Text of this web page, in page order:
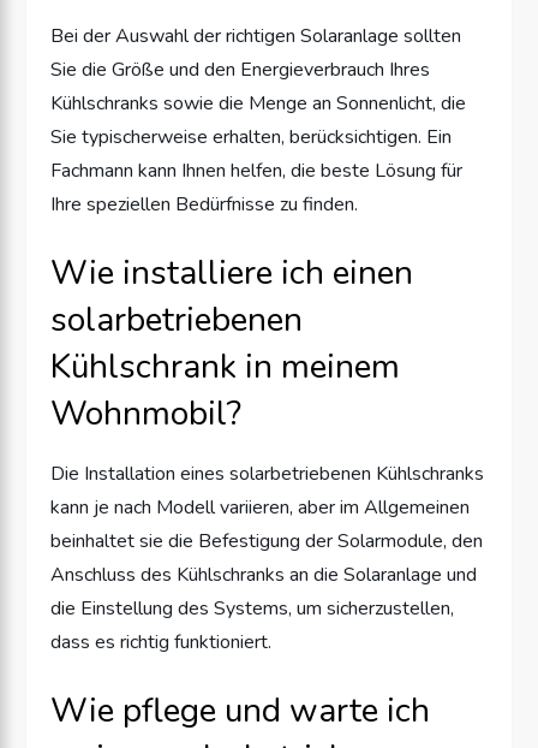
Bei der Auswahl der richtigen Solaranlage sollten
Sie die Größe und den Energieverbrauch Ihres
Kühlschranks sowie die Menge an Sonnenlicht, die
Sie typischerweise erhalten, berücksichtigen. Ein
Fachmann kann Ihnen helfen, die beste Lösung für
Ihre speziellen Bedürfnisse zu finden.
Wie installiere ich einen
solarbetriebenen
Kühlschrank in meinem
Wohnmobil?
Die Installation eines solarbetriebenen Kühlschranks
kann je nach Modell variieren, aber im Allgemeinen
beinhaltet sie die Befestigung der Solarmodule, den
Anschluss des Kühlschranks an die Solaranlage und
die Einstellung des Systems, um sicherzustellen,
dass es richtig funktioniert.
Wie pflege und warte ich